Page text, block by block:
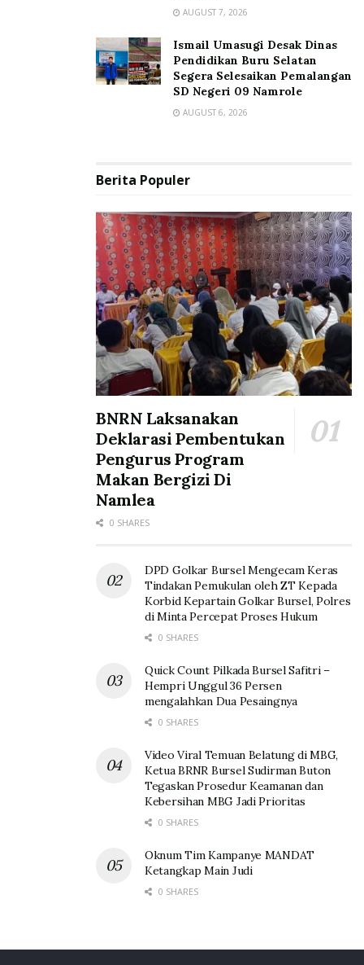
AUGUST 7, 2026
Ismail Umasugi Desak Dinas
Pendidikan Buru Selatan
Segera Selesaikan Pemalangan
SD Negeri 09 Namrole
AUGUST 6, 2026
Berita Populer
BNRN Laksanakan
Deklarasi Pembentukan
Pengurus Program
Makan Bergizi Di
Namlea
0 SHARES
DPD Golkar Bursel Mengecam Keras
Tindakan Pemukulan oleh ZT Kepada
Korbid Kepartain Golkar Bursel, Polres
di Minta Percepat Proses Hukum
0 SHARES
Quick Count Pilkada Bursel Safitri –
Hempri Unggul 36 Persen
mengalahkan Dua Pesaingnya
0 SHARES
Video Viral Temuan Belatung di MBG,
Ketua BRNR Bursel Sudirman Buton
Tegaskan Prosedur Keamanan dan
Kebersihan MBG Jadi Prioritas
0 SHARES
Oknum Tim Kampanye MANDAT
Ketangkap Main Judi
0 SHARES